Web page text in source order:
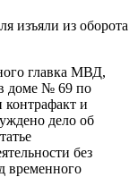
изъяли из оборота
главка МВД,
доме № 69 по
и
дело об
без
временного